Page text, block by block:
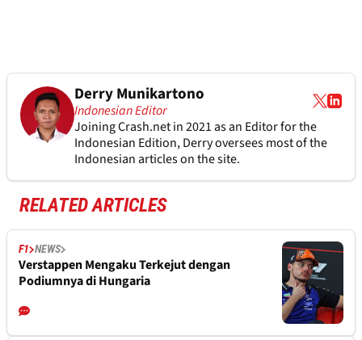
Derry Munikartono
Indonesian Editor
Joining Crash.net in 2021 as an Editor for the
Indonesian Edition, Derry oversees most of the
Indonesian articles on the site.
RELATED ARTICLES
F1 NEWS
Verstappen Mengaku Terkejut dengan
Podiumnya di Hungaria